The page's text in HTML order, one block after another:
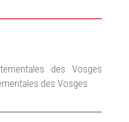
des Vosges
des Vosges